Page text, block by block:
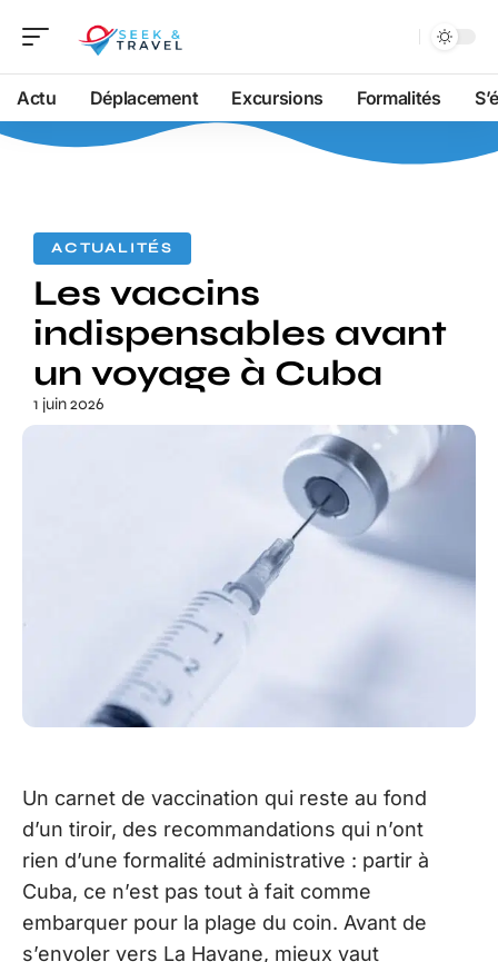
Actu Déplacement Excursions Formalités
ACTUALITÉS
Les vaccins
indispensables avant
un voyage à Cuba
1 juin 2026
Un carnet de vaccination qui reste au fond
d’un tiroir, des recommandations qui n’ont
rien d’une formalité administrative : partir à
Cuba, ce n’est pas tout à fait comme
embarquer pour la plage du coin. Avant de
s’envoler vers La Havane, mieux vaut